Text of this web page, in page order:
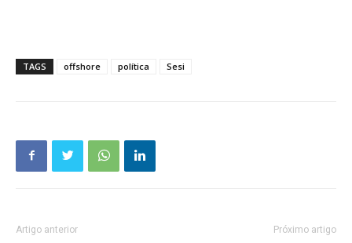
TAGS offshore política Sesi
Artigo anterior Próximo artigo